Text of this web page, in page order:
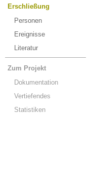
Erschließung
Personen
Ereignisse
Literatur
Zum Projekt
Dokumentation
Vertiefendes
Statistiken